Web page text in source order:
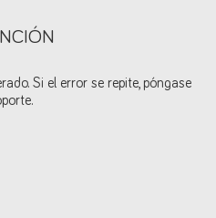
Si el error se repite, póngase